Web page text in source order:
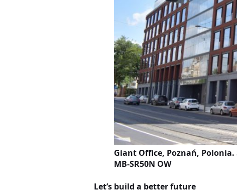
Giant Office, Poznań, Polonia.
MB-SR50N OW
Let’s build a better future